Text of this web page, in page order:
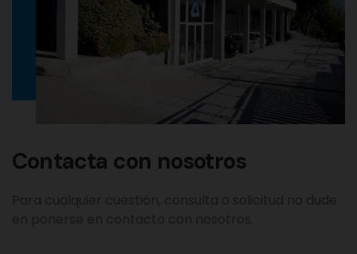
Contacta con nosotros